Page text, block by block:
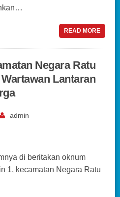
READ MORE
Negara Ratu
Lantaran
admin
di beritakan oknum
1, kecamatan Negara Ratu